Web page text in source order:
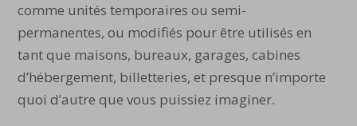
comme unités temporaires ou semi-
permanentes, ou modifiés pour être utilisés en
tant que maisons, bureaux, garages, cabines
d’hébergement, billetteries, et presque n’importe
quoi d’autre que vous puissiez imaginer.